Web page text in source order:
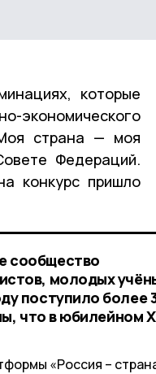
которые
экономического
страна — моя
Федераций.
конкурс пришло
сообщество
молодых
поступило более
что в юбилейном
«Россия –